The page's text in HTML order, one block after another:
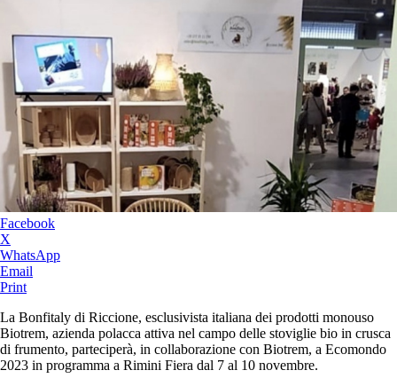
Facebook
X
WhatsApp
Email
Print
La Bonfitaly di Riccione, esclusivista italiana dei prodotti monouso
Biotrem, azienda polacca attiva nel campo delle stoviglie bio in crusca
di frumento, parteciperà, in collaborazione con Biotrem, a Ecomondo
2023 in programma a Rimini Fiera dal 7 al 10 novembre.